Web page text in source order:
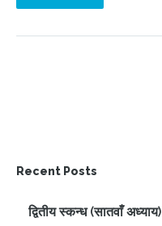
Recent Posts
द्वितीय स्कन्ध (सातवाँ अध्याय)